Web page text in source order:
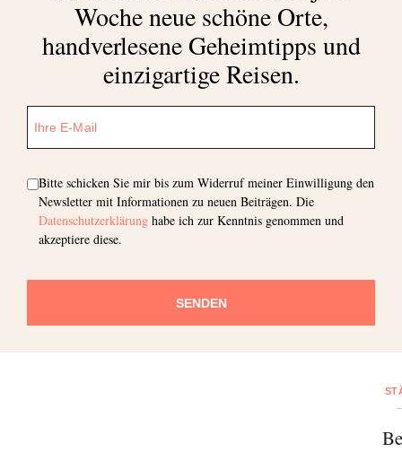
Woche neue schöne Orte,
handverlesene Geheimtipps und
einzigartige Reisen.
Bitte schicken Sie mir bis zum Widerruf meiner Einwilligung den
Newsletter mit Informationen zu neuen Beiträgen. Die
Datenschutzerklärung habe ich zur Kenntnis genommen und
akzeptiere diese.
SENDEN